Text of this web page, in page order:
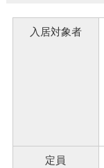
入居対象者
定員